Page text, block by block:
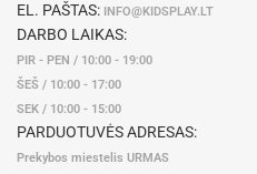
EL. PAŠTAS: INFO@KIDSPLAY.LT
DARBO LAIKAS:
PIR - PEN / 10:00 - 19:00
ŠEŠ / 10:00 - 17:00
SEK / 10:00 - 15:00
PARDUOTUVĖS ADRESAS:
Prekybos miestelis URMAS